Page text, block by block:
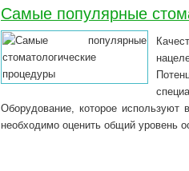
Самые популярные
Оборудование, которое
необходимо оценить общий уровень